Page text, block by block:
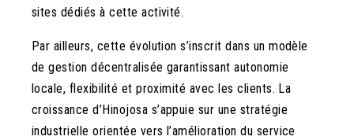
sites dédiés à cette activité.
Par ailleurs, cette évolution s’inscrit dans un modèle
de gestion décentralisée garantissant autonomie
locale, flexibilité et proximité avec les clients. La
croissance d’Hinojosa s’appuie sur une stratégie
industrielle orientée vers l’amélioration du service